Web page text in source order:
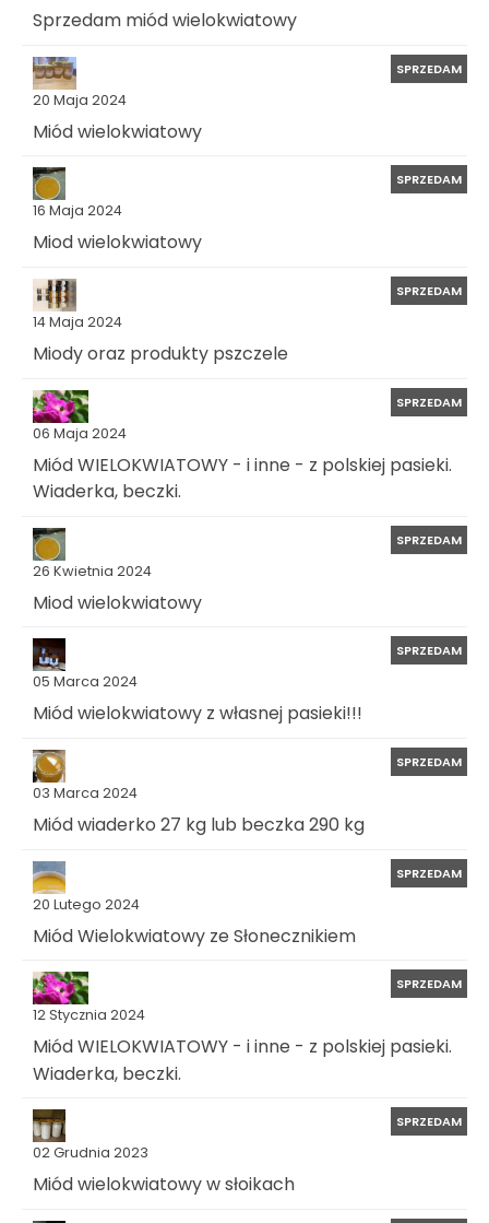
Sprzedam miód wielokwiatowy
20 Maja 2024
SPRZEDAM
Miód wielokwiatowy
16 Maja 2024
SPRZEDAM
Miod wielokwiatowy
14 Maja 2024
SPRZEDAM
Miody oraz produkty pszczele
06 Maja 2024
SPRZEDAM
Miód WIELOKWIATOWY - i inne - z polskiej pasieki.
Wiaderka, beczki.
26 Kwietnia 2024
SPRZEDAM
Miod wielokwiatowy
05 Marca 2024
SPRZEDAM
Miód wielokwiatowy z własnej pasieki!!!
03 Marca 2024
SPRZEDAM
Miód wiaderko 27 kg lub beczka 290 kg
20 Lutego 2024
SPRZEDAM
Miód Wielokwiatowy ze Słonecznikiem
12 Stycznia 2024
SPRZEDAM
Miód WIELOKWIATOWY - i inne - z polskiej pasieki.
Wiaderka, beczki.
02 Grudnia 2023
SPRZEDAM
Miód wielokwiatowy w słoikach